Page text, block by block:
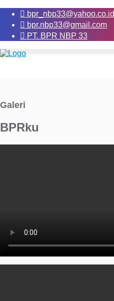
bpr_nbp33@yahoo.co.id
bpr.nbp33@gmail.com
PT. BPR NBP 33
Galeri
BPRku